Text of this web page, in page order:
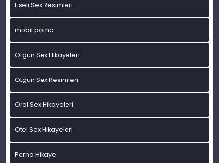
Liseli Sex Resimleri
mobil porno
OLgun Sex Hikayeleri
OLgun Sex Resimleri
Oral Sex Hikayeleri
Otel Sex Hikayeleri
Porno Hikaye